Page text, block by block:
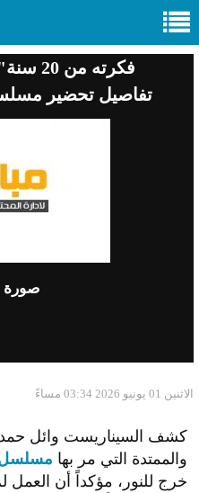
تفاصيل تحضير
صورة
الاثنين 01 يونيو 2026 03:34 مساءً
كشف السيناريست وائل
والممتدة التي مر بها مسلسل
خرج للنور، مؤكداً أن العمل